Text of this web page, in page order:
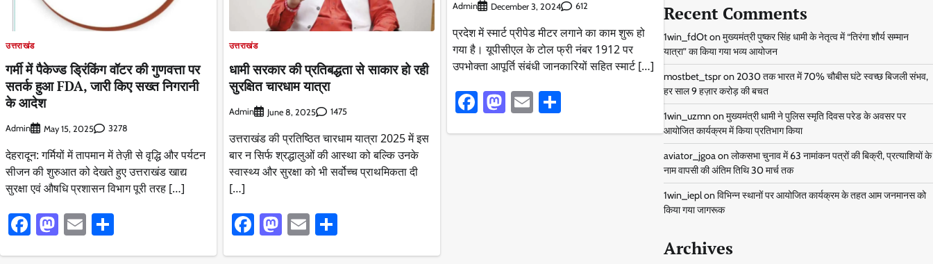
उत्तराखंड
गर्मी में पैकेज्ड ड्रिंकिंग वॉटर की गुणवत्ता पर
सतर्क हुआ FDA, जारी किए सख्त निगरानी
के आदेश
Admin May 15, 2025 3278
देहरादून: गर्मियों में तापमान में तेज़ी से वृद्धि और पर्यटन
सीजन की शुरुआत को देखते हुए उत्तराखंड खाद्य
सुरक्षा एवं औषधि प्रशासन विभाग पूरी तरह […]
Facebook
Mastodon
Email
उत्तराखंड
धामी सरकार की प्रतिबद्धता से साकार हो रही
सुरक्षित चारधाम यात्रा
Admin June 8, 2025 1475
उत्तराखंड की प्रतिष्ठित चारधाम यात्रा 2025 में इस
बार न सिर्फ श्रद्धालुओं की आस्था को बल्कि उनके
स्वास्थ्य और सुरक्षा को भी सर्वोच्च प्राथमिकता दी
[…]
Facebook
Mastodon
EmailShare
Admin December 3, 2024 612
प्रदेश में स्मार्ट प्रीपेड मीटर लगाने का काम शुरू हो
गया है। यूपीसीएल के टोल फ्री नंबर 1912 पर
उपभोक्ता आपूर्ति संबंधी जानकारियों सहित स्मार्ट […]
Facebook
Mastodon
EmailShare
Recent Comments
1win_fdOtonमुख्यमंत्री पुष्कर सिंह धामी के नेतृत्व में “तिरंगा शौर्य सम्मान
यात्रा” का किया गया भव्य आयोजन
mostbet_tspron2030 तक भारत में 70% चौबीस घंटे स्वच्छ बिजली संभव,
हर साल 9 हज़ार करोड़ की बचत
1win_uzmnonमुख्यमंत्री धामी ने पुलिस स्मृति दिवस परेड के अवसर पर
आयोजित कार्यक्रम में किया प्रतिभाग किया
aviator_jgoaonलोकसभा चुनाव में 63 नामांकन पत्रों की बिक्री, प्रत्याशियों के
नाम वापसी की अंतिम तिथि 30 मार्च तक
1win_ieplonविभिन्न स्थानों पर आयोजित कार्यक्रम के तहत आम जनमानस को
किया गया जागरूक
Archives